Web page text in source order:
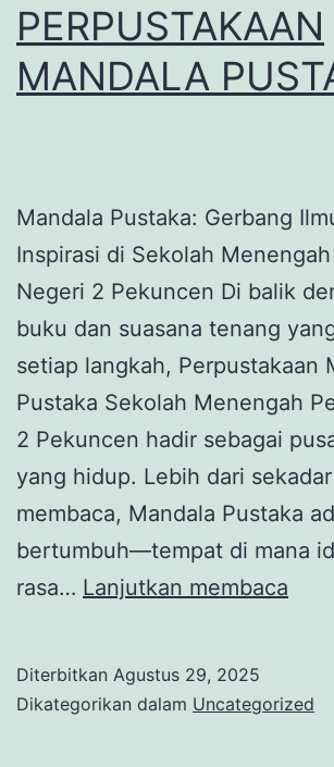
PERPUSTAKAAN
MANDALA
Mandala Pustaka: Gerbang
Inspirasi di Sekolah
Negeri 2 Pekuncen Di balik
buku dan suasana tenang
setiap langkah, Perpustakaan
Pustaka Sekolah Menengah
2 Pekuncen hadir sebagai
yang hidup. Lebih dari
membaca, Mandala Pustaka
bertumbuh—tempat di mana
rasa… Lanjutkan membaca
Diterbitkan Agustus 29, 2025
Dikategorikan dalam Uncategorized